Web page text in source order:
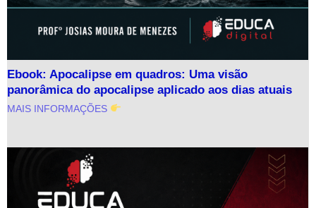
Ebook: Apocalipse em quadros: Uma visão
panorâmica do apocalipse aplicado aos dias atuais
MAIS INFORMAÇÕES